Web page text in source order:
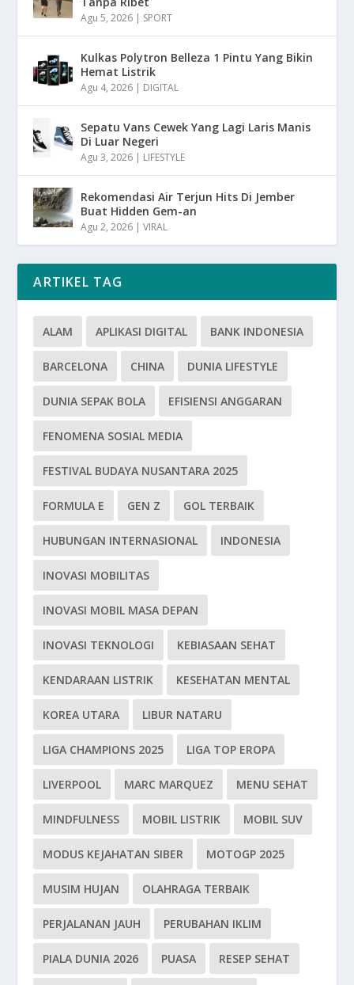
Agu 5, 2026 | SPORT
Kulkas Polytron Belleza 1 Pintu Yang Bikin
Hemat Listrik
Agu 4, 2026 | DIGITAL
Sepatu Vans Cewek Yang Lagi Laris Manis
Di Luar Negeri
Agu 3, 2026 | LIFESTYLE
Rekomendasi Air Terjun Hits Di Jember
Buat Hidden Gem-an
Agu 2, 2026 |VIRAL
ARTIKEL TAG
ALAM APLIKASI DIGITAL BANK INDONESIA
BARCELONA CHINA DUNIA LIFESTYLE
DUNIA SEPAK BOLA EFISIENSI ANGGARAN
FENOMENA SOSIAL MEDIA
FESTIVAL BUDAYA NUSANTARA 2025
FORMULA E GEN Z GOL TERBAIK
HUBUNGAN INTERNASIONAL INDONESIA
INOVASI MOBILITAS
INOVASI MOBIL MASA DEPAN
INOVASI TEKNOLOGI KEBIASAAN SEHAT
KENDARAAN LISTRIK KESEHATAN MENTAL
KOREA UTARA LIBUR NATARU
LIGA CHAMPIONS 2025 LIGA TOP EROPA
LIVERPOOL MARC MARQUEZ MENU SEHAT
MINDFULNESS MOBIL LISTRIK MOBIL SUV
MODUS KEJAHATAN SIBER MOTOGP 2025
MUSIM HUJAN OLAHRAGA TERBAIK
PERJALANAN JAUH PERUBAHAN IKLIM
PIALA DUNIA 2026 PUASA RESEP SEHAT